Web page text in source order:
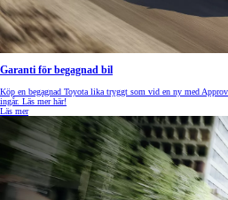
Garanti för begagnad bil
Köp en begagnad Toyota lika tryggt som vid en ny med
ingår. Läs mer här!
Läs mer